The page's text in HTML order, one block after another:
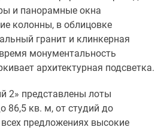
и панорамные окна
колонны, в облицовке
гранит и клинкерная
монументальность
архитектурная подсветка.
2» представлены лоты
86,5 кв. м, от студий до
предложениях высокие